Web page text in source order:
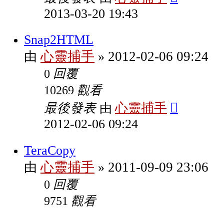
2013-03-20 19:43
Snap2HTML
由心靈捕手 » 2012-02-06 09:24
0 回覆
10269 觀看
最後發表 由心靈捕手
2012-02-06 09:24
TeraCopy
由心靈捕手 » 2011-09-09 23:06
0 回覆
9751 觀看